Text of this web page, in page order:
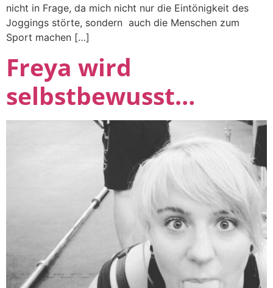
nicht in Frage, da mich nicht nur die Eintönigkeit des
Joggings störte, sondern auch die Menschen zum
Sport machen […]
Freya wird
selbstbewusst…